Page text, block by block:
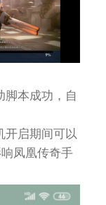
脚本成功，自
开启期间可以
凤凰传奇手